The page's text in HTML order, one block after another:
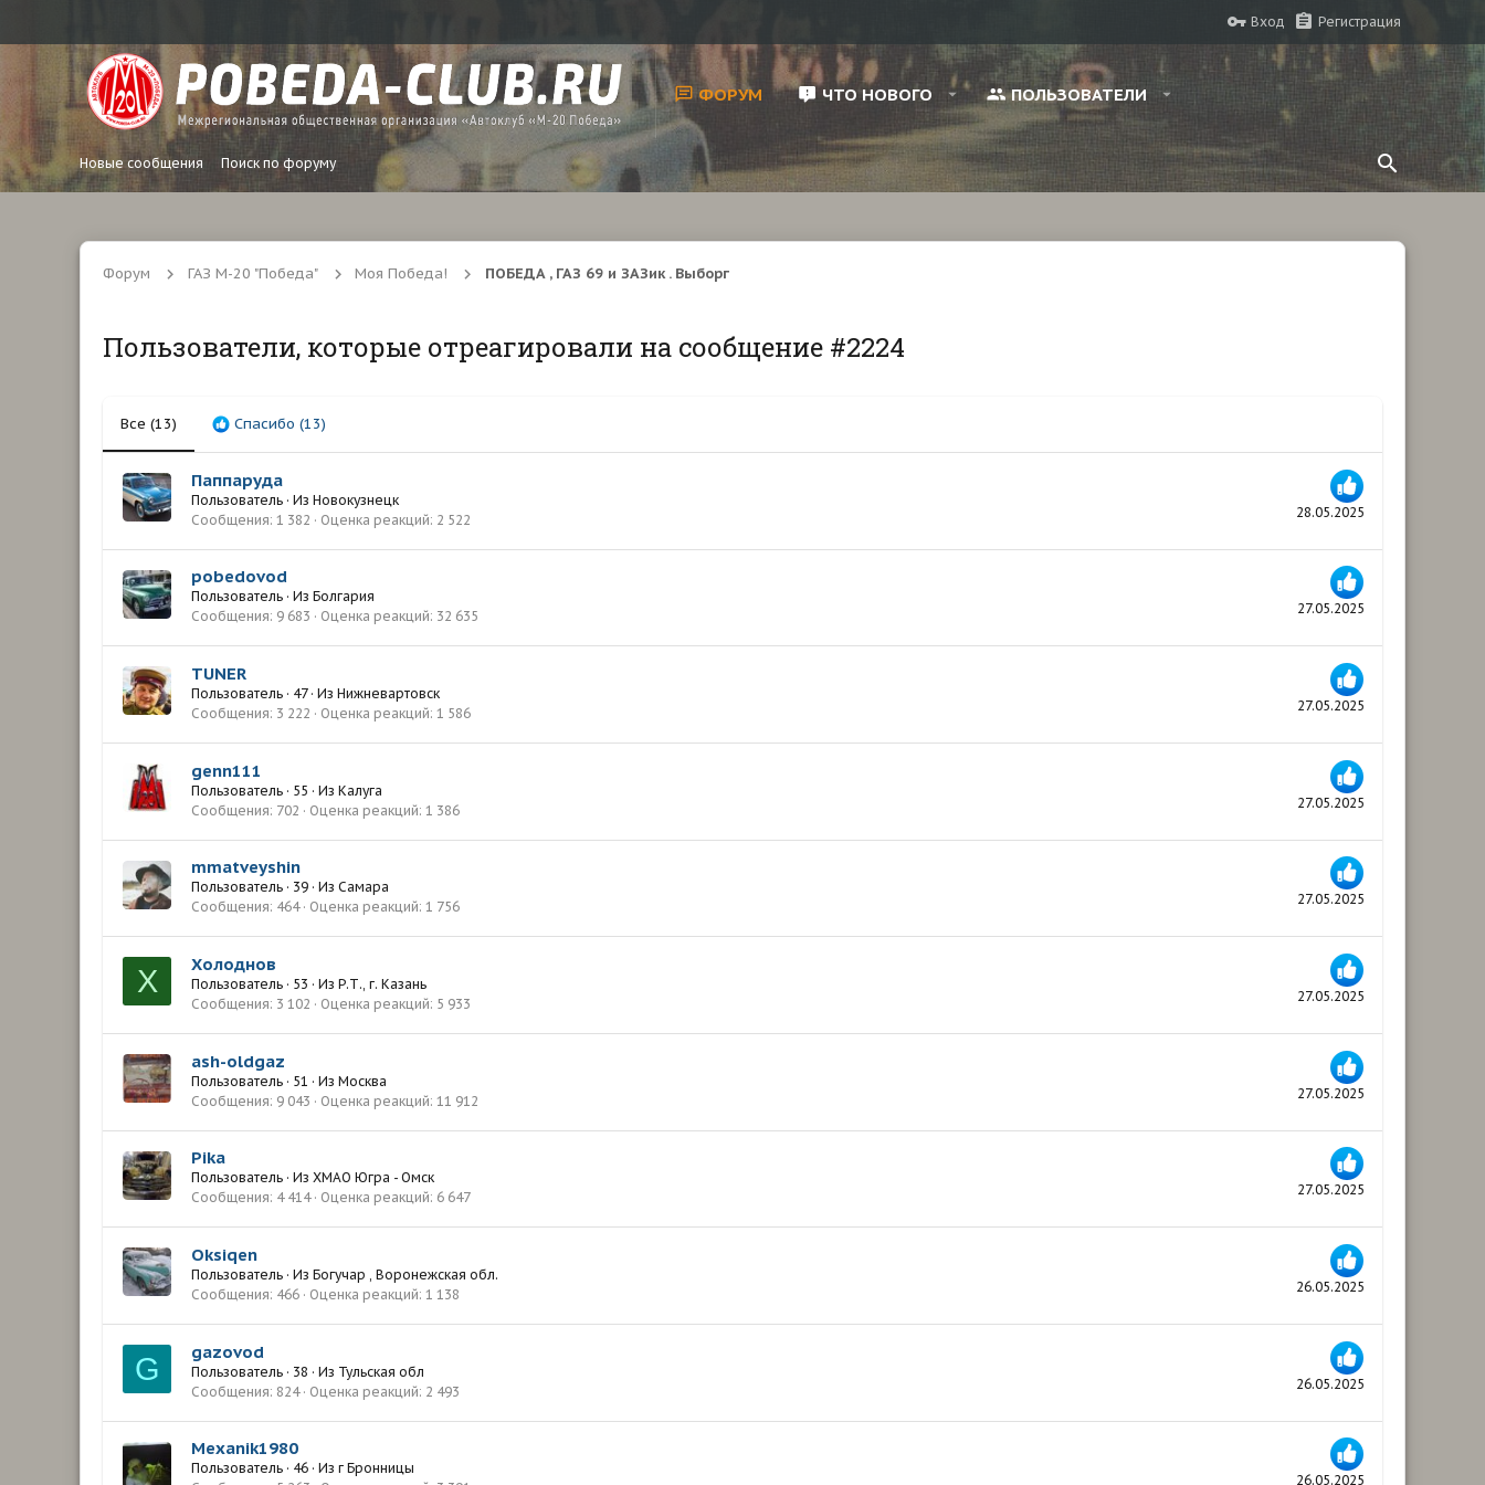
Вход Регистрация
ФОРУМ ЧТО НОВОГО ПОЛЬЗОВАТЕЛИ
Новые сообщения Поиск по форуму
Форум ГАЗ М-20 "Победа" Моя Победа! ПОБЕДА , ГАЗ 69 и ЗАЗик . Выборг
Пользователи, которые отреагировали на сообщение #2224
Все (13) Спасибо (13)
28.05.2025
Паппаруда
Пользователь · Из Новокузнецк
Сообщения 1 382 Оценка реакций 2 522
27.05.2025
pobedovod
Пользователь · Из Болгария
Сообщения 9 683 Оценка реакций 32 635
27.05.2025
TUNER
Пользователь · 47 · Из Нижневартовск
Сообщения 3 222 Оценка реакций 1 586
27.05.2025
genn111
Пользователь · 55 · Из Калуга
Сообщения 702 Оценка реакций 1 386
27.05.2025
mmatveyshin
Пользователь · 39 · Из Самара
Сообщения 464 Оценка реакций 1 756
Х 27.05.2025
Холоднов
Пользователь · 53 · Из Р.Т., г. Казань
Сообщения 3 102 Оценка реакций 5 933
27.05.2025
ash-oldgaz
Пользователь · 51 · Из Москва
Сообщения 9 043 Оценка реакций 11 912
27.05.2025
Pika
Пользователь · Из ХМАО Югра - Омск
Сообщения 4 414 Оценка реакций 6 647
26.05.2025
Oksiqen
Пользователь · Из Богучар , Воронежская обл.
Сообщения 466 Оценка реакций 1 138
G 26.05.2025
gazovod
Пользователь · 38 · Из Тульская обл
Сообщения 824 Оценка реакций 2 493
26.05.2025
Mexanik1980
Пользователь · 46 · Из г Бронницы